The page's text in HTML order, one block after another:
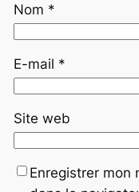
Nom *
E-mail *
Site web
Enregistrer mon